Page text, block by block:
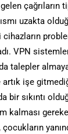
çağrıların
uzakta
cihazların
VPN
talepler
işe
bir sıkıntı
kalması